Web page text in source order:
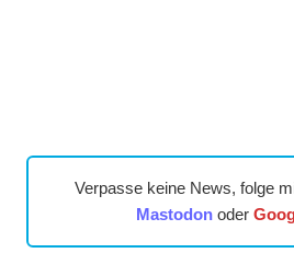
Verpasse keine News, folge
Mastodonoder